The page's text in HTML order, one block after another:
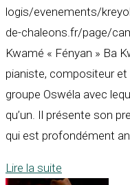
logis/evenements/
de-chaleons.fr/page/
Kwamé « Fényan » Ba
pianiste, compositeur
groupe Oswéla avec
qu’un. Il présente son
qui est profondément
Lire la suite